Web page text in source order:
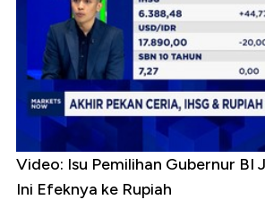
Video: Isu Pemilihan Gubernur BI
Ini Efeknya ke Rupiah